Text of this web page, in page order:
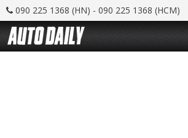
090 225 1368 (HN) - 090 225 1368 (HCM)